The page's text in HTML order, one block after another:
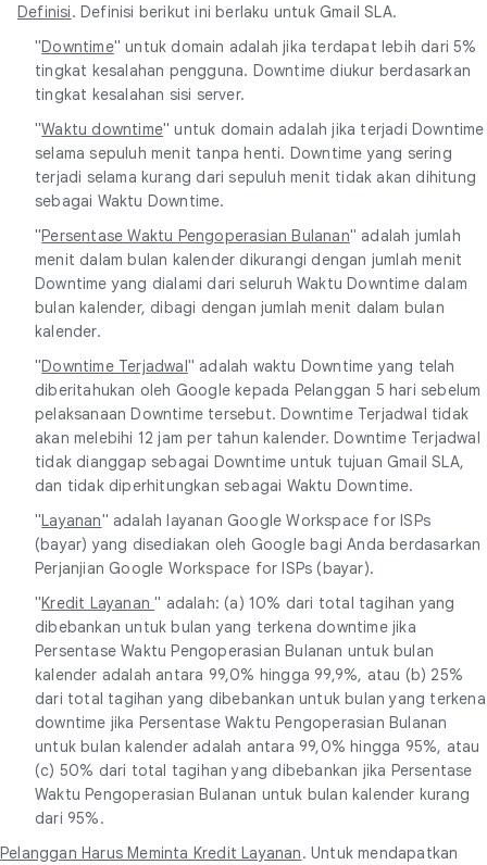
Definisi. Definisi berikut ini berlaku untuk Gmail SLA.
"Downtime" untuk domain adalah jika terdapat lebih dari 5%
tingkat kesalahan pengguna. Downtime diukur berdasarkan
tingkat kesalahan sisi server.
"Waktu downtime" untuk domain adalah jika terjadi Downtime
selama sepuluh menit tanpa henti. Downtime yang sering
terjadi selama kurang dari sepuluh menit tidak akan dihitung
sebagai Waktu Downtime.
"Persentase Waktu Pengoperasian Bulanan" adalah jumlah
menit dalam bulan kalender dikurangi dengan jumlah menit
Downtime yang dialami dari seluruh Waktu Downtime dalam
bulan kalender, dibagi dengan jumlah menit dalam bulan
kalender.
"Downtime Terjadwal" adalah waktu Downtime yang telah
diberitahukan oleh Google kepada Pelanggan 5 hari sebelum
pelaksanaan Downtime tersebut. Downtime Terjadwal tidak
akan melebihi 12 jam per tahun kalender. Downtime Terjadwal
tidak dianggap sebagai Downtime untuk tujuan Gmail SLA,
dan tidak diperhitungkan sebagai Waktu Downtime.
"Layanan" adalah layanan Google Workspace for ISPs
(bayar) yang disediakan oleh Google bagi Anda berdasarkan
Perjanjian Google Workspace for ISPs (bayar).
"Kredit Layanan" adalah: (a) 10% dari total tagihan yang
dibebankan untuk bulan yang terkena downtime jika
Persentase Waktu Pengoperasian Bulanan untuk bulan
kalender adalah antara 99,0% hingga 99,9%, atau (b) 25%
dari total tagihan yang dibebankan untuk bulan yang terkena
downtime jika Persentase Waktu Pengoperasian Bulanan
untuk bulan kalender adalah antara 99,0% hingga 95%, atau
(c) 50% dari total tagihan yang dibebankan jika Persentase
Waktu Pengoperasian Bulanan untuk bulan kalender kurang
dari 95%.
Pelanggan Harus Meminta Kredit Layanan. Untuk mendapatkan